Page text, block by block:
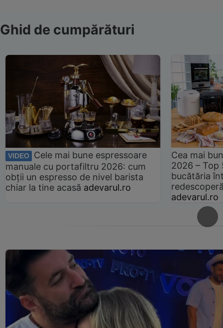
Ghid de cumpărături
VIDEO
Cele mai bune espressoare
manuale cu portafiltru 2026: cum
obții un espresso de nivel barista
chiar la tine acasă adevarul.ro
Cea mai
2026 –
bucătăria
adevarul.ro